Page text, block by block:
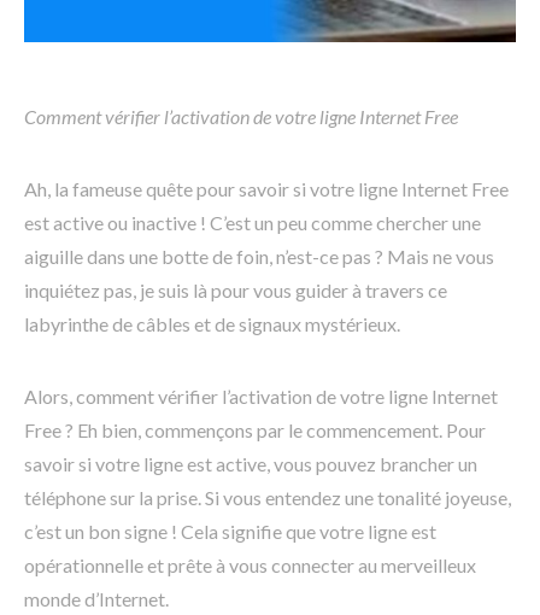
Comment vérifier l’activation de votre ligne Internet Free
Ah, la fameuse quête pour savoir si votre ligne Internet Free
est active ou inactive ! C’est un peu comme chercher une
aiguille dans une botte de foin, n’est-ce pas ? Mais ne vous
inquiétez pas, je suis là pour vous guider à travers ce
labyrinthe de câbles et de signaux mystérieux.
Alors, comment vérifier l’activation de votre ligne Internet
Free ? Eh bien, commençons par le commencement. Pour
savoir si votre ligne est active, vous pouvez brancher un
téléphone sur la prise. Si vous entendez une tonalité joyeuse,
c’est un bon signe ! Cela signifie que votre ligne est
opérationnelle et prête à vous connecter au merveilleux
monde d’Internet.